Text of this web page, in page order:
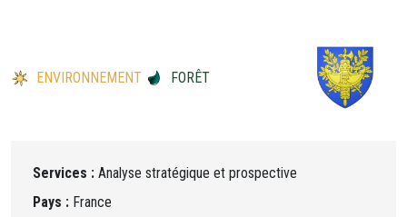
ENVIRONNEMENT FORÊT
Services : Analyse stratégique et prospective
Pays : France